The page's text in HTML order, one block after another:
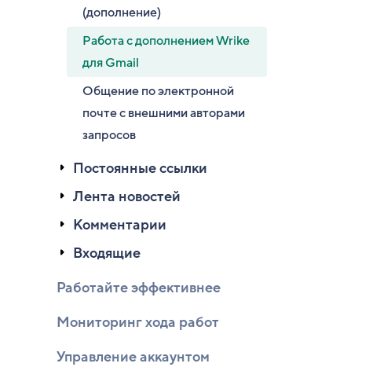
(дополнение)
Работа с дополнением Wrike
для Gmail
Общение по электронной
почте с внешними авторами
запросов
Постоянные ссылки
Лента новостей
Комментарии
Входящие
Работайте эффективнее
Мониторинг хода работ
Управление аккаунтом